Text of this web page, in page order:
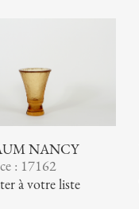
NANCY
: 17162
à votre liste